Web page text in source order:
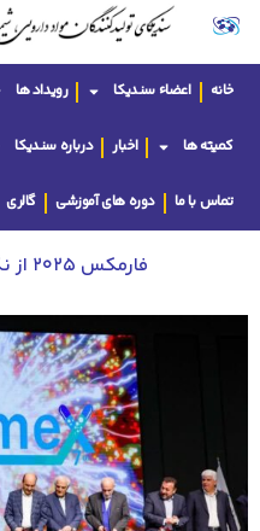
خانه اعضاء سندیکا رویداد ها
کمیته ها اخبار درباره سندیکا
تماس با ما دوره های آموزشی گالری
فارمکس ۲۰۲۵ از نگاه دوربین ایران مال